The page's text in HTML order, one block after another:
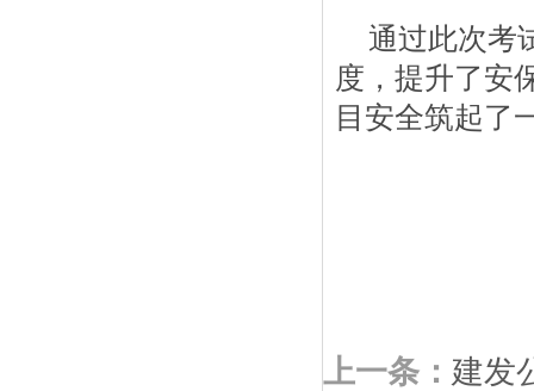
通过此次考
度，提升了安
目安全筑起了
上一条： 建发